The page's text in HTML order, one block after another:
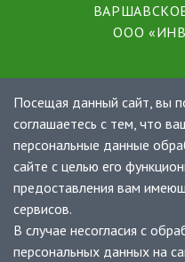
ООО
Посещая данный сайт, вы
соглашаетесь с тем, что
персональные данные
сайте с целью его
предоставления вам
сервисов.
В случае несогласия с
персональных данных на